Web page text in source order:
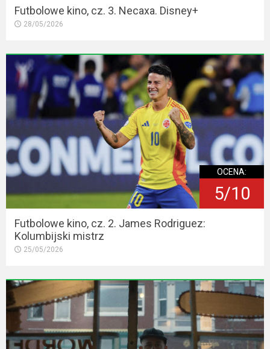
Futbolowe kino, cz. 3. Necaxa. Disney+
28/05/2026
OCENA:
5/10
Futbolowe kino, cz. 2. James Rodriguez:
Kolumbijski mistrz
25/05/2026